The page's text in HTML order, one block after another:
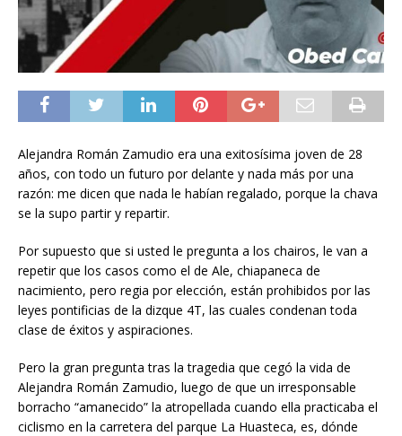
Alejandra Román Zamudio era una exitosísima joven de 28
años, con todo un futuro por delante y nada más por una
razón: me dicen que nada le habían regalado, porque la chava
se la supo partir y repartir.
Por supuesto que si usted le pregunta a los chairos, le van a
repetir que los casos como el de Ale, chiapaneca de
nacimiento, pero regia por elección, están prohibidos por las
leyes pontificias de la dizque 4T, las cuales condenan toda
clase de éxitos y aspiraciones.
Pero la gran pregunta tras la tragedia que cegó la vida de
Alejandra Román Zamudio, luego de que un irresponsable
borracho “amanecido” la atropellada cuando ella practicaba el
ciclismo en la carretera del parque La Huasteca, es, dónde